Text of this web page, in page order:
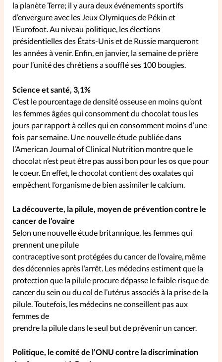
Nous contacter
la planète Terre; il y aura deux événements sportifs
d’envergure avec les Jeux Olymiques de Pékin et
l’Eurofoot. Au niveau politique, les élections
présidentielles des États-Unis et de Russie marqueront
les années à venir. Enfin, en janvier, la semaine de prière
pour l’unité des chrétiens a soufflé ses 100 bougies.
Science et santé, 3,1%
C’est le pourcentage de densité osseuse en moins qu’ont
les femmes âgées qui consomment du chocolat tous les
jours par rapport à celles qui en consomment moins d’une
fois par semaine. Une nouvelle étude publiée dans
l’American Journal of Clinical Nutrition montre que le
chocolat n’est peut être pas aussi bon pour les os que pour
le coeur. En effet, le chocolat contient des oxalates qui
empêchent l’organisme de bien assimiler le calcium.
La découverte, la pilule, moyen de prévention contre le
cancer de l’ovaire
Selon une nouvelle étude britannique, les femmes qui
prennent une pilule
contraceptive sont protégées du cancer de l’ovaire, même
des décennies après l’arrêt. Les médecins estiment que la
protection que la pilule procure dépasse le faible risque de
cancer du sein ou du col de l’utérus associés à la prise de la
pilule. Toutefois, les médecins ne conseillent pas aux
femmes de
prendre la pilule dans le seul but de prévenir un cancer.
Politique, le comité de l’ONU contre la discrimination